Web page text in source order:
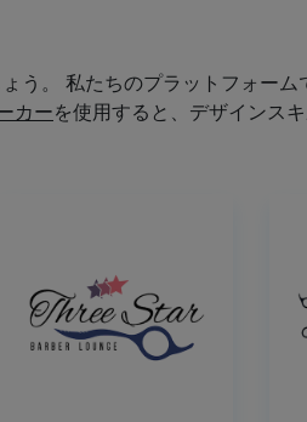
う。 私たちのプラットフォーム
カーを使用すると、デザインス